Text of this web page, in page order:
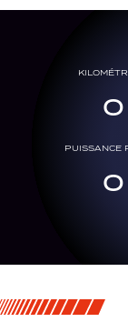
0
PUISSANCE
0